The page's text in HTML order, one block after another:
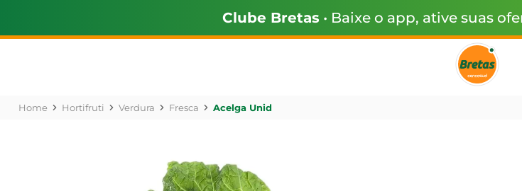
Clube Bretas • Baixe o app, ative suas
Hortifruti Verdura Fresca Acelga Unid